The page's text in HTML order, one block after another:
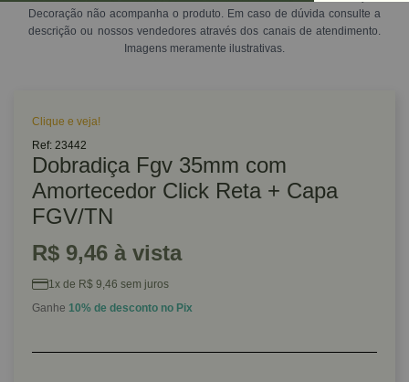
Decoração não acompanha o produto. Em caso de dúvida consulte a
descrição ou nossos vendedores através dos canais de atendimento.
Imagens meramente ilustrativas.
Clique e veja!
Ref: 23442
Dobradiça Fgv 35mm com
Amortecedor Click Reta + Capa
FGV/TN
R$ 9,46 à vista
1x de R$ 9,46 sem juros
Ganhe 10% de desconto no Pix